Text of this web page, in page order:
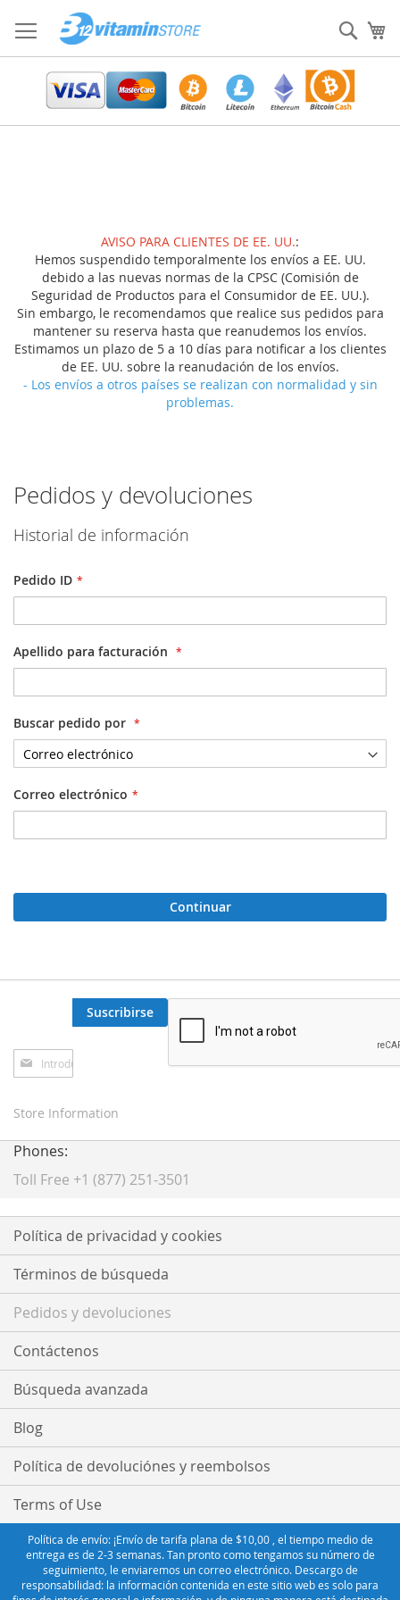
al
contenido
AVISO PARA CLIENTES DE EE. UU.:
Hemos suspendido temporalmente los envíos a EE. UU.
debido a las nuevas normas de la CPSC (Comisión de
Seguridad de Productos para el Consumidor de EE. UU.).
Sin embargo, le recomendamos que realice sus pedidos para
mantener su reserva hasta que reanudemos los envíos.
Estimamos un plazo de 5 a 10 días para notificar a los clientes
de EE. UU. sobre la reanudación de los envíos.
- Los envíos a otros países se realizan con normalidad y sin
problemas.
Pedidos y devoluciones
Historial de información
Pedido ID
Apellido para facturación
Buscar pedido por
Correo electrónico
Continuar
Inscríbase
a
boletín
noticias:
Suscribirse
Store Information
Phones:
Toll Free +1 (877) 251-3501
Política de privacidad y cookies
Términos de búsqueda
Pedidos y devoluciones
Contáctenos
Búsqueda avanzada
Blog
Política de devoluciónes y reembolsos
Terms of Use
Política de envío: ¡Envío de tarifa plana de $10,00 , el tiempo medio de
entrega es de 2-3 semanas. Tan pronto como tengamos su número de
seguimiento, le enviaremos un correo electrónico. Descargo de
responsabilidad: la información contenida en este sitio web es solo para